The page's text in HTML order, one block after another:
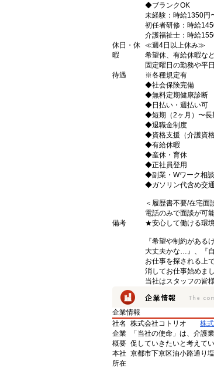
◆ブランクOK
未経験：時給1350円
初任者研修：時給
介護福祉士：時給
休日・休
暇
≪週4日以上休み≫
希望休、有給休暇な
固定曜日の勤務や平
待遇
※各種規定有
◆社会保険完備
◆無料定期健康診断
◆日払い・週払い可
◆短期（2ヶ月）〜長
◆退職金制度
◆資格支援（介護資格
◆有給休暇
◆産休・育休
◆正社員登用
◆副業・Wワーク相談
◆ガソリン代含め交
＜履歴書不要/在宅面
電話のみで面談が可
備考
★安心して働ける環
『希望や制約があ
大丈夫かな…』、『
お仕事を探される上
消してお仕事始めま
当社はスタッフの皆
企業情報
社名
株式会社コトリオ
株
企業
概要
「当社の使命」は、介護
促していきたいと考えて
本社
所在
京都市下京区油小路通り